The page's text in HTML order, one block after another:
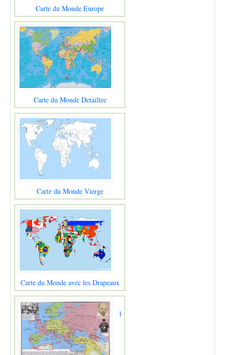
Carte du Monde Europe
Carte du Monde Detaillee
Carte du Monde Vierge
Carte du Monde avec les Drapeaux
1